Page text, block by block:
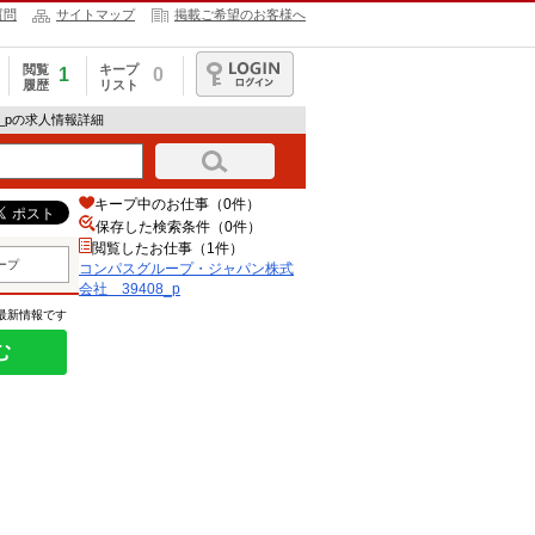
問 サイトマップ 掲載ご希望のお客様へ
閲覧
履歴
1
キープ
リスト
0
ログイン
の求人情報詳細
プ
新情報です
キープ中のお仕事（0件）
保存した検索条件（0件）
閲覧したお仕事（1件）
コンパスグループ・ジャパン株式
会社 39408_p